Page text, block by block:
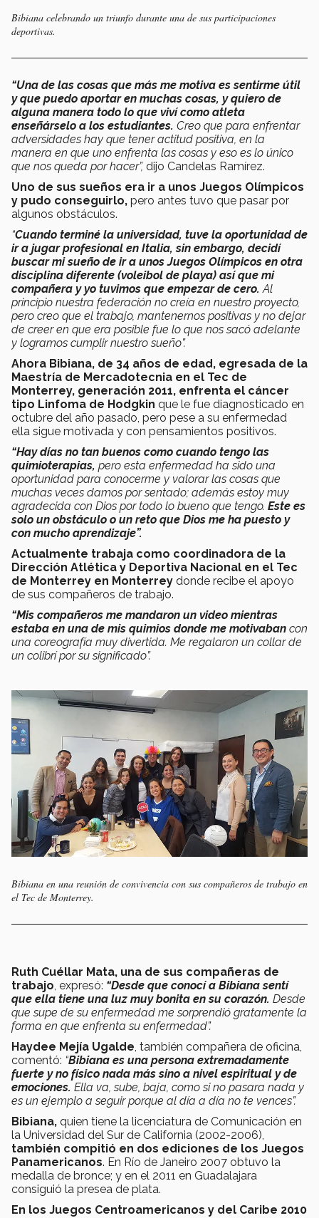
Bibiana celebrando un triunfo durante una de sus participaciones
deportivas.
“Una de las cosas que más me motiva es sentirme útil
y que puedo aportar en muchas cosas, y quiero de
alguna manera todo lo que viví como atleta
enseñárselo a los estudiantes. Creo que para enfrentar
adversidades hay que tener actitud positiva, en la
manera en que uno enfrenta las cosas y eso es lo único
que nos queda por hacer”, dijo Candelas Ramírez.
Uno de sus sueños era ir a unos Juegos Olímpicos
y pudo conseguirlo, pero antes tuvo que pasar por
algunos obstáculos.
“Cuando terminé la universidad, tuve la oportunidad de
ir a jugar profesional en Italia, sin embargo, decidí
buscar mi sueño de ir a unos Juegos Olímpicos en otra
disciplina diferente (voleibol de playa) así que mi
compañera y yo tuvimos que empezar de cero.Al
principio nuestra federación no creía en nuestro proyecto,
pero creo que el trabajo, mantenernos positivas y no dejar
de creer en que era posible fue lo que nos sacó adelante
y logramos cumplir nuestro sueño”.
Ahora Bibiana, de 34 años de edad, egresada de la
Maestría de Mercadotecnia en el Tec de
Monterrey, generación 2011, enfrenta el cáncer
tipo Linfoma de Hodgkin que le fue diagnosticado en
octubre del año pasado, pero pese a su enfermedad
ella sigue motivada y con pensamientos positivos.
“Hay días no tan buenos como cuando tengo las
quimioterapias, pero esta enfermedad ha sido una
oportunidad para conocerme y valorar las cosas que
muchas veces damos por sentado; además estoy muy
agradecida con Dios por todo lo bueno que tengo. Este es
solo un obstáculo o un reto que Dios me ha puesto y
con mucho aprendizaje”.
Actualmente trabaja como coordinadora de la
Dirección Atlética y Deportiva Nacional en el Tec
de Monterrey en Monterrey donde recibe el apoyo
de sus compañeros de trabajo.
“Mis compañeros me mandaron un video mientras
estaba en una de mis quimios donde me motivaban con
una coreografía muy divertida. Me regalaron un collar de
un colibrí por su significado”.
Bibiana en una reunión de convivencia con sus compañeros de trabajo en
el Tec de Monterrey.
Ruth Cuéllar Mata, una de sus compañeras de
trabajo, expresó: “Desde que conocí a Bibiana sentí
que ella tiene una luz muy bonita en su corazón. Desde
que supe de su enfermedad me sorprendió gratamente la
forma en que enfrenta su enfermedad”.
Haydee Mejía Ugalde, también compañera de oficina,
comentó: “Bibiana es una persona extremadamente
fuerte y no físico nada más sino a nivel espiritual y de
emociones. Ella va, sube, baja, como si no pasara nada y
es un ejemplo a seguir porque al día a día no te vences”.
Bibiana, quien tiene la licenciatura de Comunicación en
la Universidad del Sur de California (2002-2006),
también compitió en dos ediciones de los Juegos
Panamericanos. En Río de Janeiro 2007 obtuvo la
medalla de bronce; y en el 2011 en Guadalajara
consiguió la presea de plata.
En los Juegos Centroamericanos y del Caribe 2010